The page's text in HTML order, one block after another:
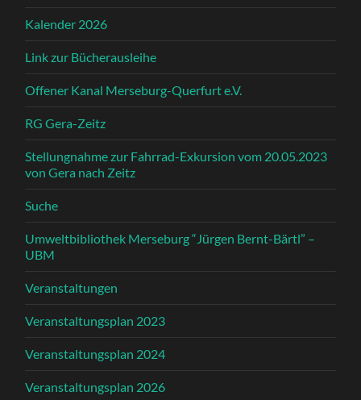
Kalender 2026
Link zur Bücherausleihe
Offener Kanal Merseburg-Querfurt e.V.
RG Gera-Zeitz
Stellungnahme zur Fahrrad-Exkursion vom 20.05.2023
von Gera nach Zeitz
Suche
Umweltbibliothek Merseburg “Jürgen Bernt-Bärtl” –
UBM
Veranstaltungen
Veranstaltungsplan 2023
Veranstaltungsplan 2024
Veranstaltungsplan 2026